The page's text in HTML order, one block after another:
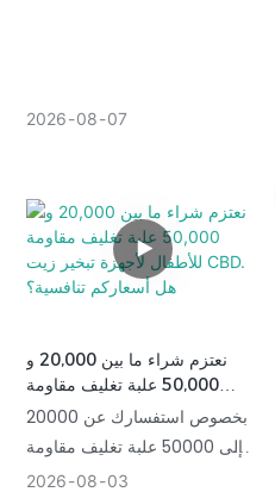
2026 08 07
نعتزم شراء ما بين 20,000 و
50,000 علبة تغليف مقاومة
للأطفال لأجهزة تبخير زيت CBD.
هل أسعاركم تنافسية؟
بخصوص استفسارك عن 20000
إلى 50000 علبة تغليف مقاومة
للأطفال لمنتجات تبخير CBD، أود
2026 08 03